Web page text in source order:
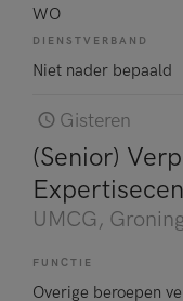
WO
DIENSTVERBAND
Niet nader bepaald
Gisteren
(Senior)
UMCG,
FUNCTIE
Overige beroepen